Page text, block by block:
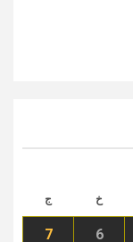
خ ج
6
7